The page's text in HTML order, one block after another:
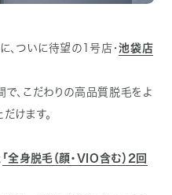
、ついに待望の1号店・池袋店
で、こだわりの高品質脱毛をよ
けます。
「全身脱毛（顔・VIO含む）2回